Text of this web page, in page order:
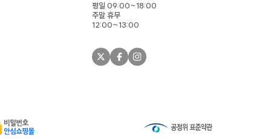
평일 09:00~18:00
주말 휴무
12:00~13:00